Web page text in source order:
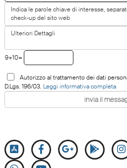
9+10=
Autorizzo al trattamento dei dati
D.Lgs. 196/03. Leggi informativa completa